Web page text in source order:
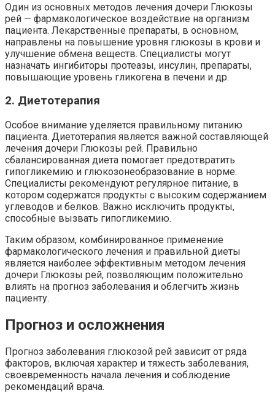
Один из основных методов лечения дочери Глюкозы
рей — фармакологическое воздействие на организм
пациента. Лекарственные препараты, в основном,
направлены на повышение уровня глюкозы в крови и
улучшение обмена веществ. Специалисты могут
назначать ингибиторы протеазы, инсулин, препараты,
повышающие уровень гликогена в печени и др.
2. Диетотерапия
Особое внимание уделяется правильному питанию
пациента. Диетотерапия является важной составляющей
лечения дочери Глюкозы рей. Правильно
сбалансированная диета помогает предотвратить
гипогликемию и глюкозонеобразование в норме.
Специалисты рекомендуют регулярное питание, в
котором содержатся продукты с высоким содержанием
углеводов и белков. Важно исключить продукты,
способные вызвать гипогликемию.
Таким образом, комбинированное применение
фармакологического лечения и правильной диеты
является наиболее эффективным методом лечения
дочери Глюкозы рей, позволяющим положительно
влиять на прогноз заболевания и облегчить жизнь
пациенту.
Прогноз и осложнения
Прогноз заболевания глюкозой рей зависит от ряда
факторов, включая характер и тяжесть заболевания,
своевременность начала лечения и соблюдение
рекомендаций врача.